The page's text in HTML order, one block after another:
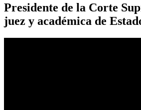
Presidente de la Corte
juez y académica de